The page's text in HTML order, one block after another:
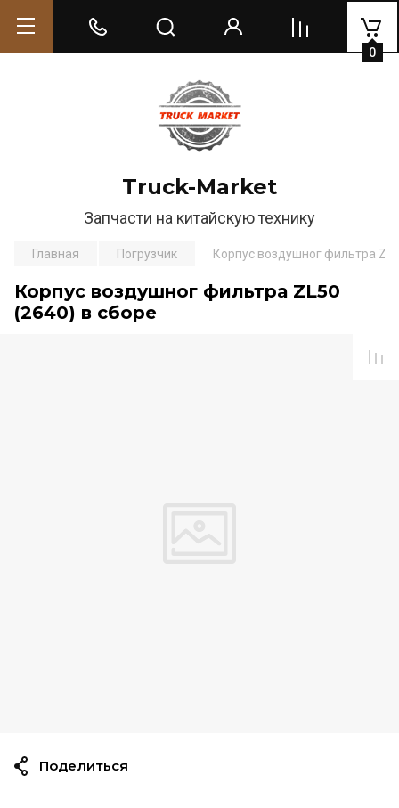
Truck-Market
Запчасти на китайскую технику
0
Главная Погрузчик Корпус воздушног фильтра
Корпус воздушног фильтра ZL50
(2640) в сборе
Поделиться